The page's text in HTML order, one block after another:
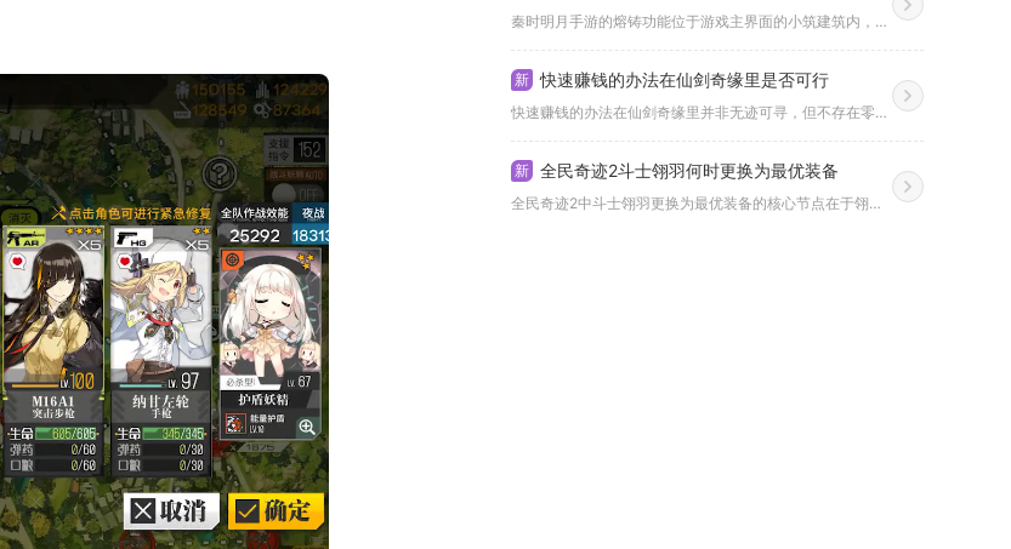
秦时明月手游的熔铸功能位于游戏主界面的小筑建筑内，账号等级达...
新 快速赚钱的办法在仙剑奇缘里是否可行
快速赚钱的办法在仙剑奇缘里并非无迹可寻，但不存在零门槛瞬时暴...
新 全民奇迹2斗士翎羽何时更换为最优装备
全民奇迹2中斗士翎羽更换为最优装备的核心节点在于翎羽品阶突破...